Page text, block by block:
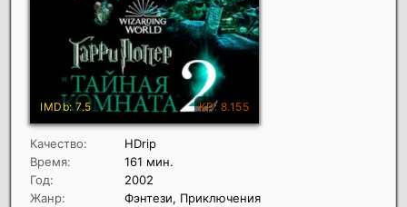
Качество:
HDrip
Время:
161 мин.
Год:
2002
Жанр:
Фэнтези, Приключения